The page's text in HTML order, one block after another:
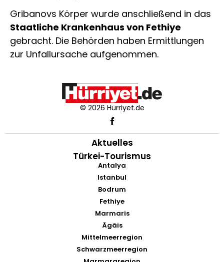
Gribanovs Körper wurde anschließend in das
Staatliche Krankenhaus von Fethiye
gebracht. Die Behörden haben Ermittlungen
zur Unfallursache aufgenommen.
© 2026 Hürriyet.de
Aktuelles
Türkei-Tourismus
Antalya
Istanbul
Bodrum
Fethiye
Marmaris
Ägäis
Mittelmeerregion
Schwarzmeerregion